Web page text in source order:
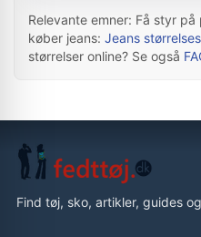
Relevante emner: Få styr
køber jeans: Jeans
størrelser online? Se også
Find tøj, sko, artikler, guides